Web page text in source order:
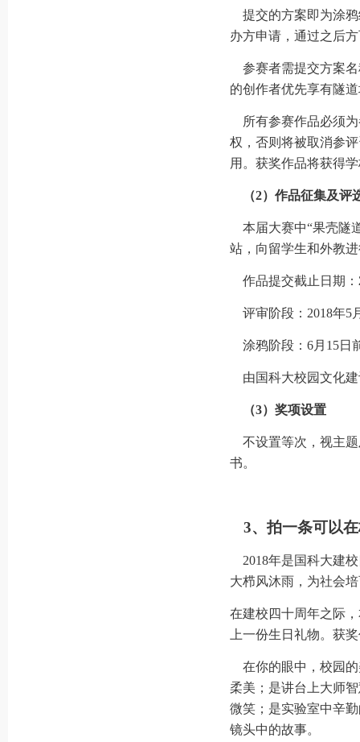
提交的方案即为涂鸦
办方申请，通过之后
参赛者需提交方案名
的创作者优先享有隧
所有参赛作品必须为
权，否则将被取消参
用。获奖作品将获得
（2）作品征集及评
本届大赛中“果壳隧
站，向留学生和外教
作品提交截止日期：
评审阶段：2018年5
涂鸦阶段：6月15日
由国科大校园文化建
（3）奖项设置
不设置等次，视主题
书。
3、拍一条可以
2018年是国科大建校
大栉风沐雨，为社会
在建校四十周年之际
上一份生日礼物。获
在你的眼中，校园的
柔美；是讲台上大师
微笑；是实验室中辛
镜头中的故事。